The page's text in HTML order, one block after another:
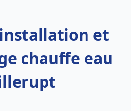
et
chauffe eau